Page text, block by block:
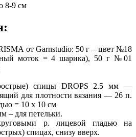
8-9 см
от Garnstudio: 50 г – цвет №18
моток = 4 шарика), 50 г №01
спицы DROPS 2.5 мм —
для плотности вязания — 26 п.
= 10 x 10 см
– для петельки.
р. лицевой гладью на
спицах, снизу вверх.